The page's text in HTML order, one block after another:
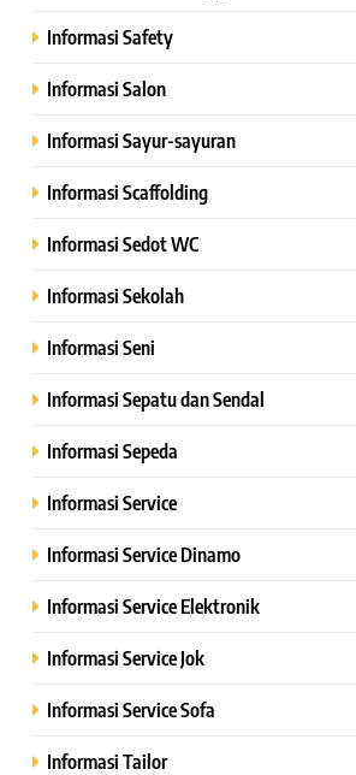
Informasi Safety
Informasi Salon
Informasi Sayur-sayuran
Informasi Scaffolding
Informasi Sedot WC
Informasi Sekolah
Informasi Seni
Informasi Sepatu dan Sendal
Informasi Sepeda
Informasi Service
Informasi Service Dinamo
Informasi Service Elektronik
Informasi Service Jok
Informasi Service Sofa
Informasi Tailor